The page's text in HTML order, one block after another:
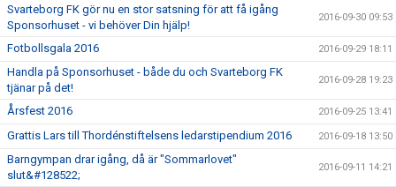
Svarteborg FK gör nu en stor satsning för att få igång
Sponsorhuset - vi behöver Din hjälp!
2016-09-30 09:53
Fotbollsgala 2016 2016-09-29 18:11
Handla på Sponsorhuset - både du och Svarteborg FK
tjänar på det!
2016-09-28 19:23
Årsfest 2016 2016-09-25 13:41
Grattis Lars till Thordénstiftelsens ledarstipendium 2016 2016-09-18 13:50
Barngympan drar igång, då är "Sommarlovet"
slut&#128522;
2016-09-11 14:21